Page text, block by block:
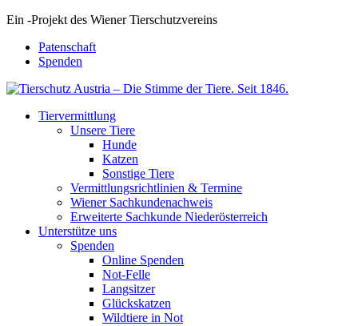
Ein -Projekt des Wiener Tierschutzvereins
Patenschaft
Spenden
Tiervermittlung
Unsere Tiere
Hunde
Katzen
Sonstige Tiere
Vermittlungsrichtlinien & Termine
Wiener Sachkundenachweis
Erweiterte Sachkunde Niederösterreich
Unterstütze uns
Spenden
Online Spenden
Not-Felle
Langsitzer
Glückskatzen
Wildtiere in Not